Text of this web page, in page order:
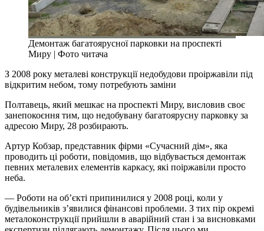
Демонтаж багатоярусної парковки на проспекті
Миру | Фото читача
З 2008 року металеві конструкції недобудови проіржавіли під
відкритим небом, тому потребують заміни
Полтавець, який мешкає на проспекті Миру, висловив своє
занепокоєння тим, що недобувану багатоярусну парковку за
адресою Миру, 28 розбирають.
Артур Кобзар, представник фірми «Сучасний дім», яка
проводить ці роботи, повідомив, що відбувається демонтаж
певних металевих елементів каркасу, які поіржавіли просто
неба.
— Роботи на об’єкті припинилися у 2008 році, коли у
будівельників з’явилися фінансові проблеми. З тих пір окремі
металоконструкції прийшли в аварійний стан і за висновками